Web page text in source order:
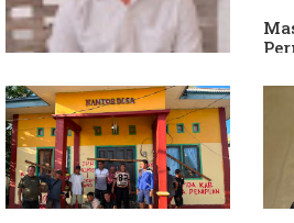
Dituding Jadikan
Bendahara Desa Wailoba
sebagai "ATM Berjalan",
Armin Soamole: Harus
Dibuktikan